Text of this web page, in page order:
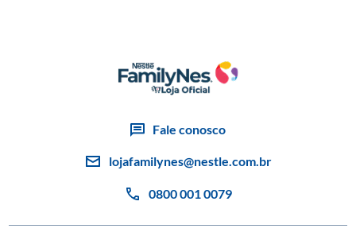
Fale conosco
lojafamilynes@nestle.com.br
0800 001 0079